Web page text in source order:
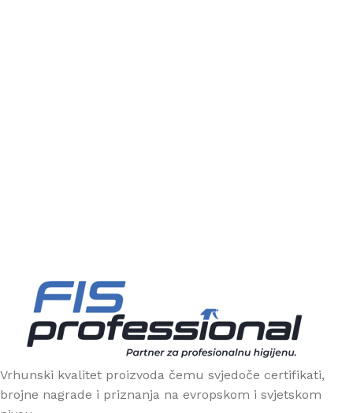
Vrhunski kvalitet proizvoda čemu svjedoče certifikati,
brojne nagrade i priznanja na evropskom i svjetskom